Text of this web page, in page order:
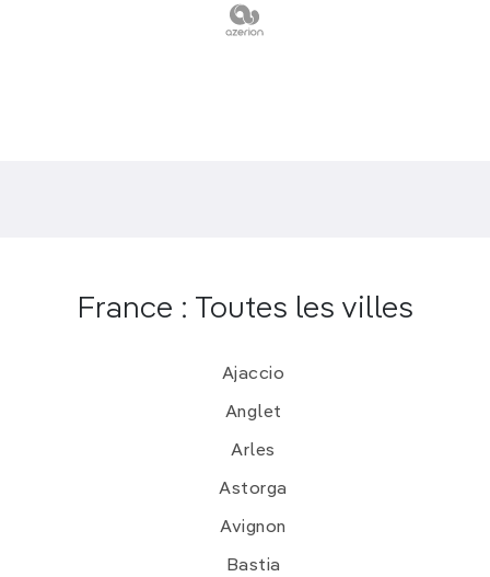
France : Toutes les villes
Ajaccio
Anglet
Arles
Astorga
Avignon
Bastia